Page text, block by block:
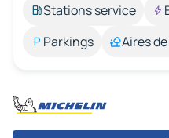
Stations service
Parkings
Aires